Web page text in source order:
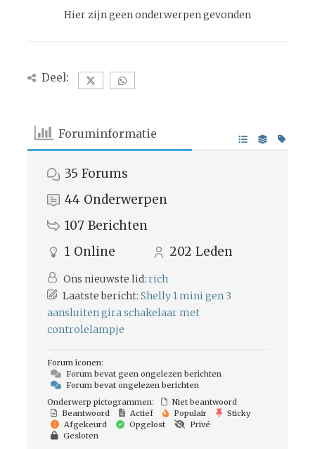
Hier zijn geen onderwerpen gevonden
Deel:
Foruminformatie
35 Forums
44 Onderwerpen
107 Berichten
1 Online 202 Leden
Ons nieuwste lid: rich
Laatste bericht: Shelly 1 mini gen 3
aansluiten gira schakelaar met
controlelampje
Forum iconen:
Forum bevat geen ongelezen berichten
Forum bevat ongelezen berichten
Onderwerp pictogrammen:
Niet beantwoord
Beantwoord
Actief Populair
Sticky
Afgekeurd
Opgelost
Privé
Gesloten